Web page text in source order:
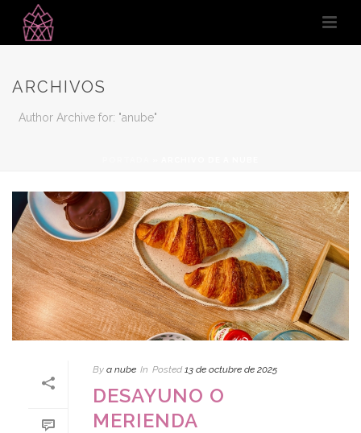
ARCHIVOS
Author Archive for: "anube"
By a nube In Posted 13 de octubre de 2025
DESAYUNO O
MERIENDA